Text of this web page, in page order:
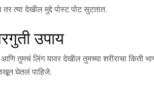
त्या देखील मुद्दे पोस्ट पोट सुटतात.
उपाय
तुमचं लिंग यावर देखील तुमच्या शरीराचा किती
घेतलं पाहिजे.